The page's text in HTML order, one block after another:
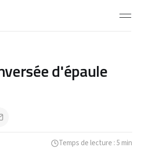
d'épaule
Temps de lecture : 5 min